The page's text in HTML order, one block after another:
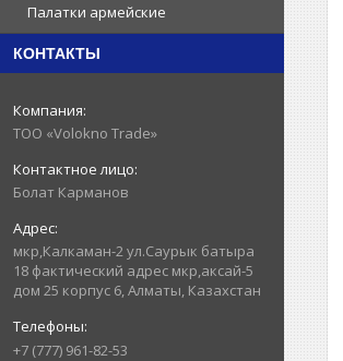
Палатки армейские
КОНТАКТЫ
ТОО «Volokno Trade»
Болат Карманов
мкр,Калкаман-2 ул.Саурык батыра
18 фактический адрес мкр,аксай-5
дом 25 корпус 6, Алматы, Казахстан
+7 (777) 961-82-53